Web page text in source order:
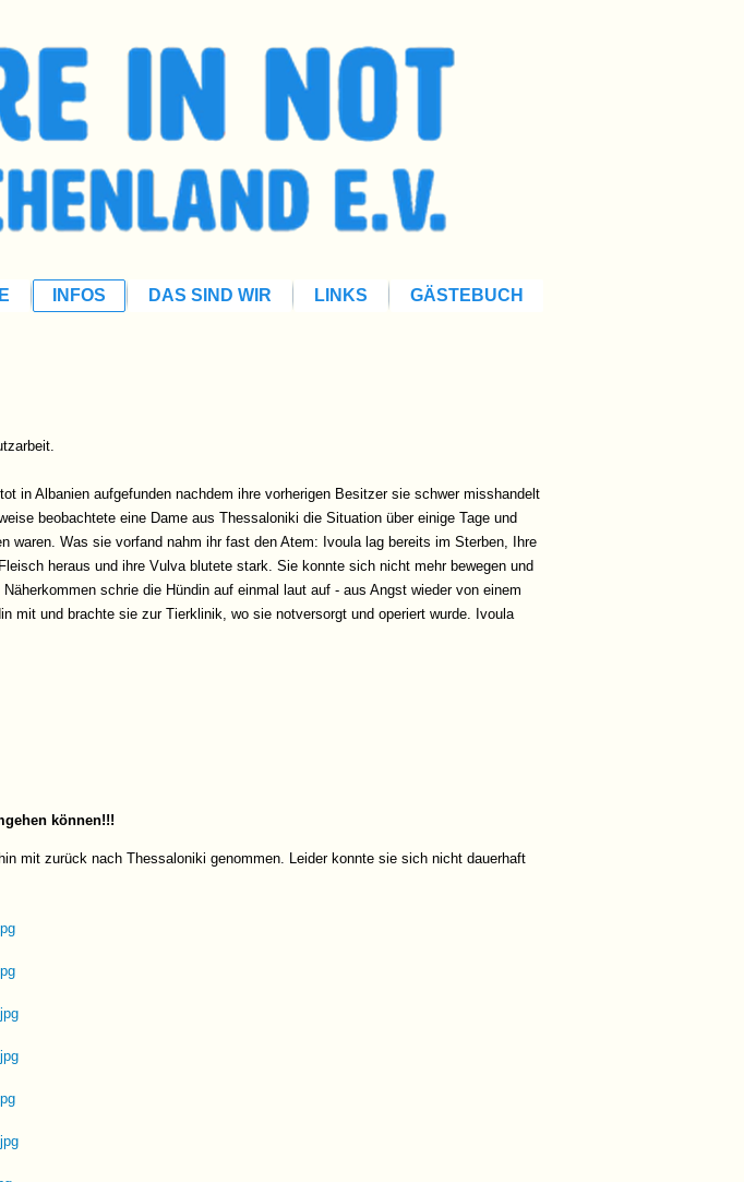
INFOS DAS SIND WIR LINKS GÄSTEBUCH
in Albanien aufgefunden nachdem ihre vorherigen Besitzer sie schwer misshandelt
beobachtete eine Dame aus Thessaloniki die Situation über einige Tage und
waren. Was sie vorfand nahm ihr fast den Atem: Ivoula lag bereits im Sterben, Ihre
heraus und ihre Vulva blutete stark. Sie konnte sich nicht mehr bewegen und
schrie die Hündin auf einmal laut auf - aus Angst wieder von einem
mit und brachte sie zur Tierklinik, wo sie notversorgt und operiert wurde. Ivoula
können!!!
mit zurück nach Thessaloniki genommen. Leider konnte sie sich nicht dauerhaft